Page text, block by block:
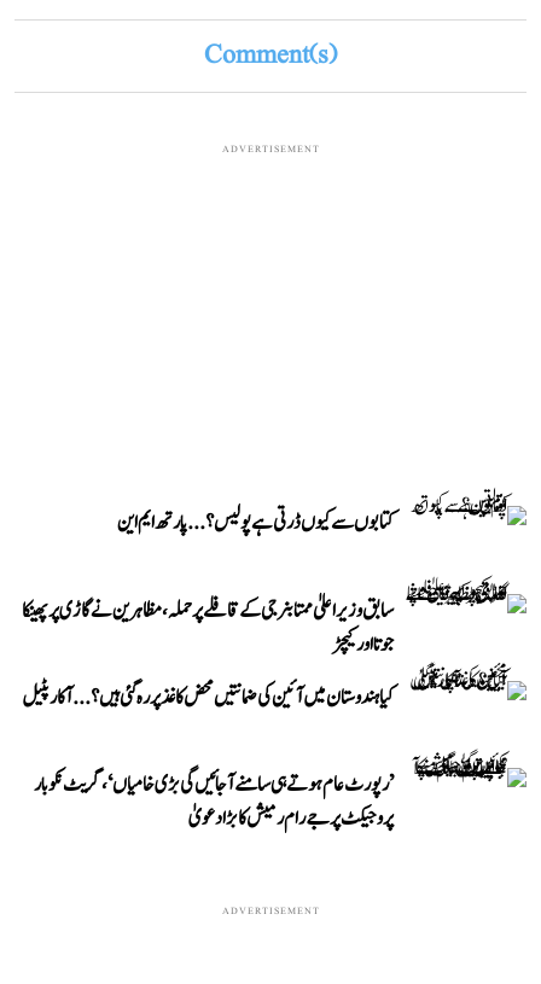
Comment(s)
ADVERTISEMENT
کتابوں سے کیوں ڈرتی ہے پولیس؟...پارتھ ایم این
سابق وزیر اعلیٰ ممتا بنرجی کے قافلے پر حملہ، مظاہرین نے گاڑی پر پھینکا
جوتا اور کیچڑ
کیا ہندوستان میں آئین کی ضمانتیں محض کاغذ پر رہ گئی ہیں؟...آکار پٹیل
’رپورٹ عام ہوتے ہی سامنے آ جائیں گی بڑی خامیاں‘، گریٹ نکوبار
پروجیکٹ پر جے رام رمیش کا بڑا دعویٰ
ADVERTISEMENT